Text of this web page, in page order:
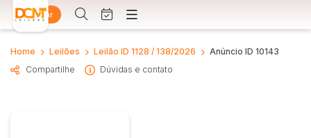
Entrar
Site
Home Leilões Leilão ID 1128 / 138/2026
Anúncio ID 10143
Compartilhe
Dúvidas e contato